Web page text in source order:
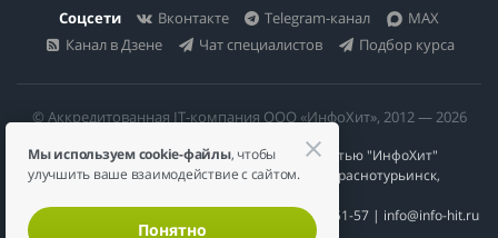
Соцсети Вконтакте Telegram-канал
MAX
Канал в Дзене
Чат специалистов Подбор курса
© Аккредитованная IT-компания ООО «ИнфоХит», 2012 — 2026
Общество с ограниченной ответственностью "ИнфоХит"
624446, Россия, Свердловская область, г. Краснотурьинск,
ИНН 6617023200 | КПП 661701001 | +7 984 888-51-57 | info@info-hit.ru
Мы используем cookie-файлы, чтобы
улучшить ваше взаимодействие с сайтом.
Понятно